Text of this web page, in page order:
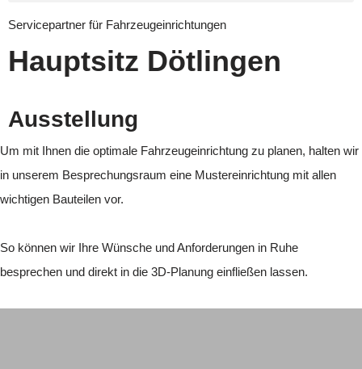
Servicepartner für Fahrzeugeinrichtungen
Hauptsitz Dötlingen
Ausstellung
Um mit Ihnen die optimale Fahrzeugeinrichtung zu planen, halten wir
in unserem Besprechungsraum eine Mustereinrichtung mit allen
wichtigen Bauteilen vor.
So können wir Ihre Wünsche und Anforderungen in Ruhe
besprechen und direkt in die 3D-Planung einfließen lassen.